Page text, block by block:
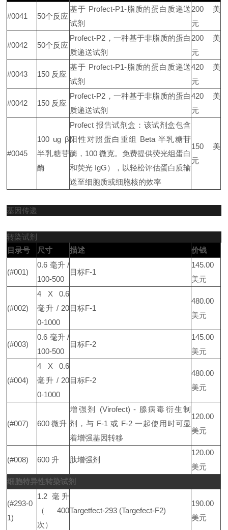
#0041 50个反应
基于 Profect-P1-脂质的蛋白质递送
试剂
200 美
元
#0042 50个反应
Profect-P2，一种基于非脂质的蛋白
质递送试剂
200 美
元
#0043 150 反应
基于 Profect-P1-脂质的蛋白质递送
试剂
420 美
元
#0042 150 反应
Profect-P2，一种基于非脂质的蛋白
质递送试剂
420 美
元
#0045
100 ug β
半乳糖苷
酶
Profect 报告试剂盒：该试剂盒包含
阳性对照蛋白重组 Beta 半乳糖苷
酶，100 微克。免费提供荧光组蛋白
和荧光 IgG），以轻松评估蛋白质输
送至细胞质或细胞核的效率
150 美
元
基因传递
转染试剂
目录号
尺寸 描述 价钱
(#001)
0.6 毫升 /
100-500
目标F-1
145.00
美元
(#002)
4 X 0.6
毫升 / 20
0-1000
目标F-1
480.00
美元
(#003)
0.6 毫升 /
100-500
目标F-2
145.00
美元
(#004)
4 X 0.6
毫升 / 20
0-1000
目标F-2
480.00
美元
(#007) 600 微升
增强剂 (Virofect) - 腺病毒衍生制
剂，与 F-1 或 F-2 一起使用时可显
着增强基因转移
120.00
美元
(#008) 600 升 肽增强剂
120.00
美元
细胞特异性转染试剂
(#293-0
1)
1.2 毫升
（400
次）
Targetfect-293 (Targefect-F2)
190.00
美元